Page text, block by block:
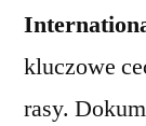
kluczowe
rasy.